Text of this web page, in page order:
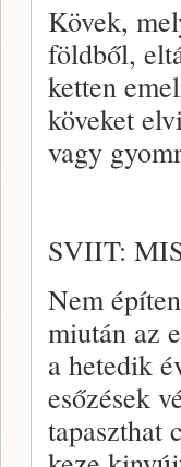
Kövek,
földből,
ketten
köveket
vagy
SVIIT:
Nem
miután az
a hetedik
esőzések
tapaszthat